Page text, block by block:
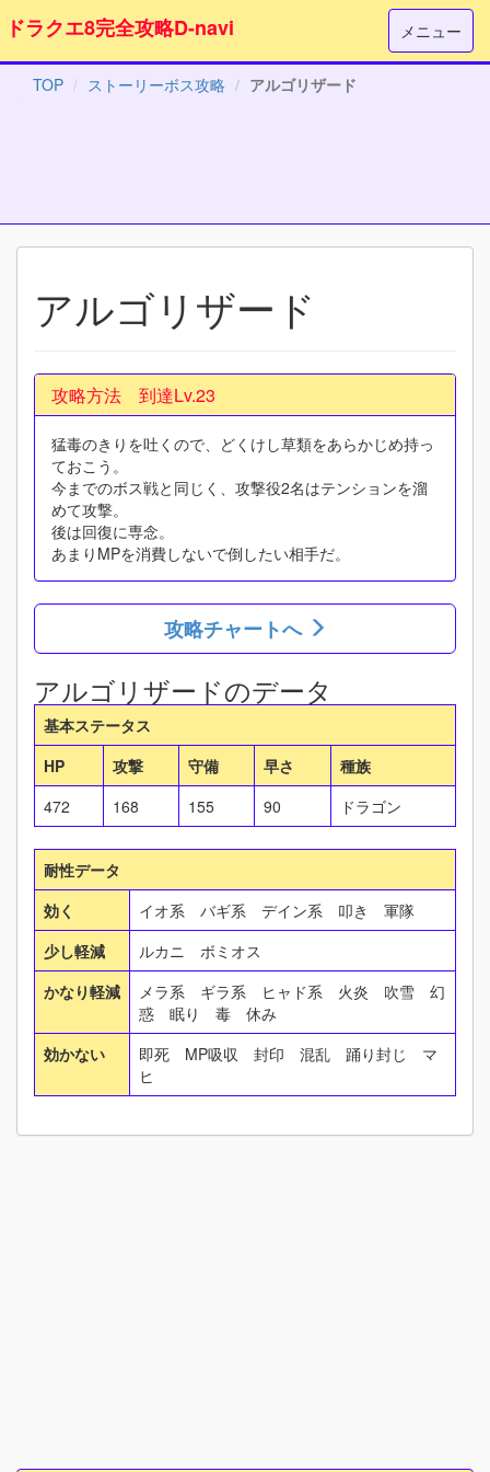
メニュー
ドラクエ8完全攻略D-navi
TOP ストーリーボス攻略 アルゴリザード
アルゴリザード
攻略方法 到達Lv.23
猛毒のきりを吐くので、どくけし草類をあらかじめ持っ
ておこう。
今までのボス戦と同じく、攻撃役2名はテンションを溜
めて攻撃。
後は回復に専念。
あまりMPを消費しないで倒したい相手だ。
攻略チャートへ
アルゴリザードのデータ
基本ステータス
HP
攻撃 守備 早さ
種族
472
168 155 90 ドラゴン
耐性データ
効く
イオ系 バギ系 デイン系 叩き 軍隊
少し軽減
ルカニ ボミオス
かなり軽減
メラ系 ギラ系 ヒャド系 火炎 吹雪 幻
惑 眠り 毒 休み
効かない
即死 MP吸収 封印 混乱 踊り封じ マ
ヒ